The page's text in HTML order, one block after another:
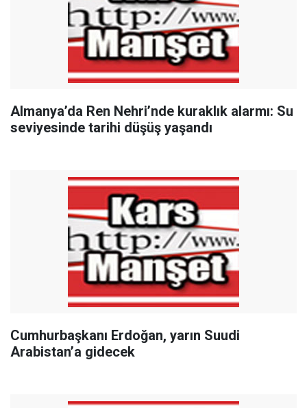
Almanya’da Ren Nehri’nde kuraklık alarmı: Su
seviyesinde tarihi düşüş yaşandı
Cumhurbaşkanı Erdoğan, yarın Suudi
Arabistan’a gidecek